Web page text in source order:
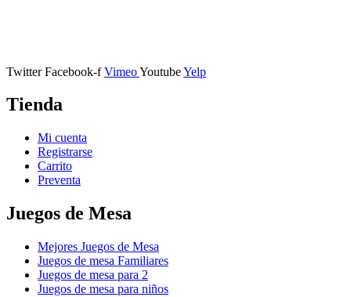
Twitter Facebook-f VimeoYoutubeYelp
Tienda
Mi cuenta
Registrarse
Carrito
Preventa
Juegos de Mesa
Mejores Juegos de Mesa
Juegos de mesa Familiares
Juegos de mesa para 2
Juegos de mesa para niños